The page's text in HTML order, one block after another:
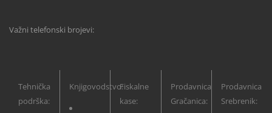
Važni telefonski brojevi:
Tehnička
podrška:
Knjigovodstvo:Fiskalne
kase:
Prodavnica
Gračanica:
Prodavnica
Srebrenik: